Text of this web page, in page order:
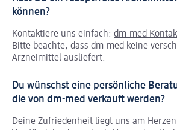
können?
Kontaktiere uns einfach: dm-med
Bitte beachte, dass dm-med keine
Arzneimittel ausliefert.
Du wünschst eine persönliche
die von dm-med verkauft werden?
Deine Zufriedenheit liegt uns am